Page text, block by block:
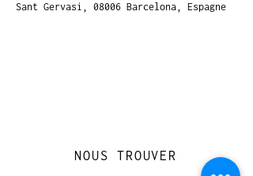
Sant Gervasi, 08006 Barcelona, Espagne
NOUS TROUVER